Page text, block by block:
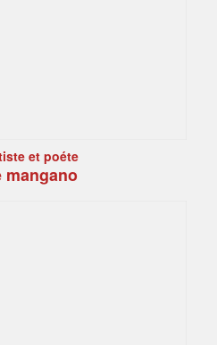
et poéte
mangano